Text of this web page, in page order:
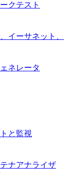
クテスト
イーサネット、
ネレータ
と監視
ナアナライザ